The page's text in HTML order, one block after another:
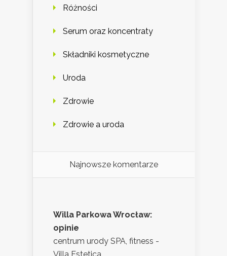
Różności
Serum oraz koncentraty
Składniki kosmetyczne
Uroda
Zdrowie
Zdrowie a uroda
Najnowsze komentarze
Willa Parkowa Wrocław:
opinie
centrum urody SPA, fitness -